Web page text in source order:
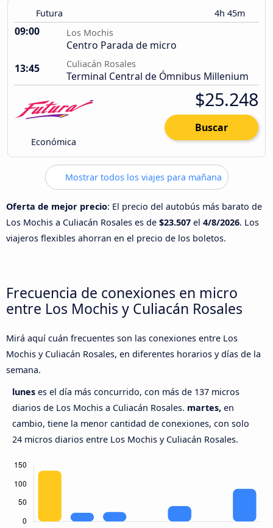
Futura 4h 45m
09:00 Los Mochis
Centro Parada de micro
13:45
Culiacán Rosales
Terminal Central de Ómnibus Millenium
Económica
$25.248
Buscar
Mostrar todos los viajes para mañana
Oferta de mejor precio: El precio del autobús más barato de
Los Mochis a Culiacán Rosales es de $23.507 el 4/8/2026. Los
viajeros flexibles ahorran en el precio de los boletos.
Frecuencia de conexiones en micro
entre Los Mochis y Culiacán Rosales
Mirá aquí cuán frecuentes son las conexiones entre Los
Mochis y Culiacán Rosales, en diferentes horarios y días de la
semana.
lunes es el día más concurrido, con más de 137 micros
diarios de Los Mochis a Culiacán Rosales. martes, en
cambio, tiene la menor cantidad de conexiones, con solo
24 micros diarios entre Los Mochis y Culiacán Rosales.